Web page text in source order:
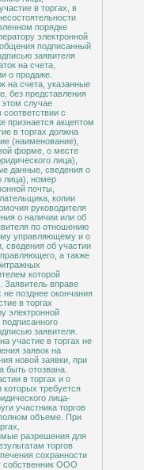
в торгах, в
порядке
электронной
подписанный
заявителя
на счета,
о продаже.
на счета, указанные
без представления
этом случае
с
признается акцептом
в торгах должна
(наименование),
форме, о месте
лица),
данные, сведения о
лица), номер
почты,
копии
руководителя
о наличии или об
по отношению
управляющему и о
сведения об участии
а также
которой
Заявитель вправе
не позднее окончания
в торгах
электронной
заявителя.
участие в торгах не
заявок на
новой заявки, при
быть отозвана.
в торгах и о
требуется
лица-
участника торгов
полном объеме. При
разрешения для
торгов
сохранности
собственник ООО